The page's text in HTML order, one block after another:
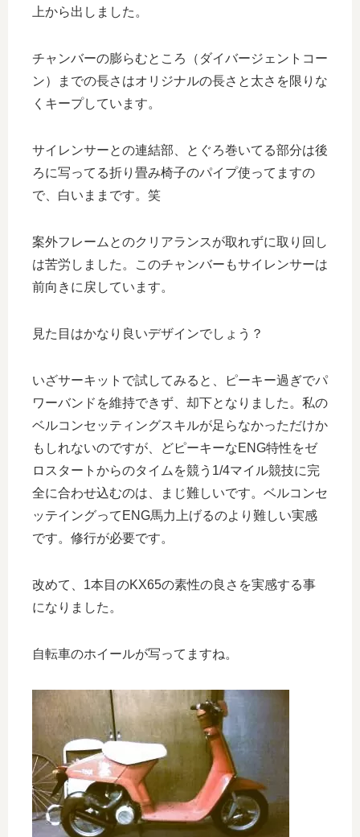
上から出しました。
チャンバーの膨らむところ（ダイバージェントコー
ン）までの長さはオリジナルの長さと太さを限りな
くキープしています。
サイレンサーとの連結部、とぐろ巻いてる部分は後
ろに写ってる折り畳み椅子のパイプ使ってますの
で、白いままです。笑
案外フレームとのクリアランスが取れずに取り回し
は苦労しました。このチャンバーもサイレンサーは
前向きに戻しています。
見た目はかなり良いデザインでしょう？
いざサーキットで試してみると、ピーキー過ぎでパ
ワーバンドを維持できず、却下となりました。私の
ベルコンセッティングスキルが足らなかっただけか
もしれないのですが、どピーキーなENG特性をゼ
ロスタートからのタイムを競う1/4マイル競技に完
全に合わせ込むのは、まじ難しいです。ベルコンセ
ッテイングってENG馬力上げるのより難しい実感
です。修行が必要です。
改めて、1本目のKX65の素性の良さを実感する事
になりました。
自転車のホイールが写ってますね。